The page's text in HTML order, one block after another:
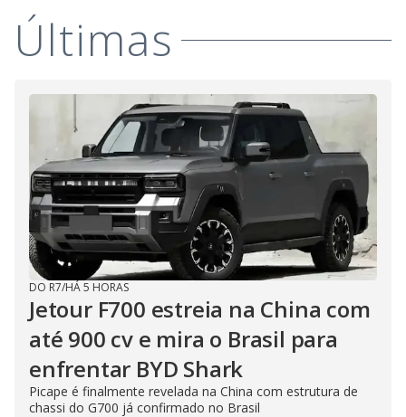
Últimas
DO R7/HÁ 5 HORAS
Jetour F700 estreia na China com
até 900 cv e mira o Brasil para
enfrentar BYD Shark
Picape é finalmente revelada na China com estrutura de
chassi do G700 já confirmado no Brasil